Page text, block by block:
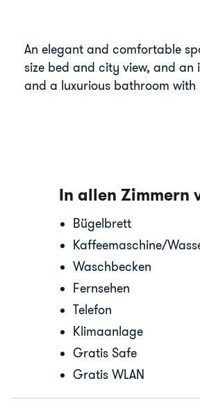
An elegant and comfortable
size bed and city view, and an
and a luxurious bathroom
In allen Zimmern
Bügelbrett
Kaffeemaschine/
Waschbecken
Fernsehen
Telefon
Klimaanlage
Gratis Safe
Gratis WLAN